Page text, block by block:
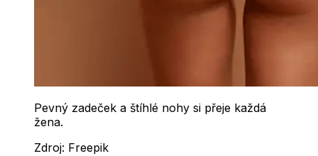
Pevný zadeček a štíhlé nohy si přeje každá
žena.
Zdroj: Freepik